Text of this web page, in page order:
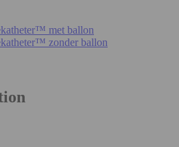
met ballon
zonder ballon